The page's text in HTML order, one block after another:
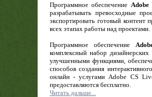
Лучше звоните Солу
1 сезон
Программное обеспечение
разрабатывать превосходные
экспортировать готовый контент
всех этапах работы над проектами.
Программное обеспечение
комплексный набор
улучшенными функциями,
способов создания
онлайн - услугами Adobe CS
предоставляются бесплатно.
Читать дальше...